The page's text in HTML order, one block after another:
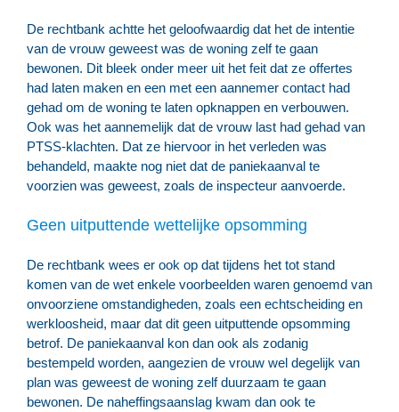
De rechtbank achtte het geloofwaardig dat het de intentie
van de vrouw geweest was de woning zelf te gaan
bewonen. Dit bleek onder meer uit het feit dat ze offertes
had laten maken en een met een aannemer contact had
gehad om de woning te laten opknappen en verbouwen.
Ook was het aannemelijk dat de vrouw last had gehad van
PTSS-klachten. Dat ze hiervoor in het verleden was
behandeld, maakte nog niet dat de paniekaanval te
voorzien was geweest, zoals de inspecteur aanvoerde.
Geen uitputtende wettelijke opsomming
De rechtbank wees er ook op dat tijdens het tot stand
komen van de wet enkele voorbeelden waren genoemd van
onvoorziene omstandigheden, zoals een echtscheiding en
werkloosheid, maar dat dit geen uitputtende opsomming
betrof. De paniekaanval kon dan ook als zodanig
bestempeld worden, aangezien de vrouw wel degelijk van
plan was geweest de woning zelf duurzaam te gaan
bewonen. De naheffingsaanslag kwam dan ook te